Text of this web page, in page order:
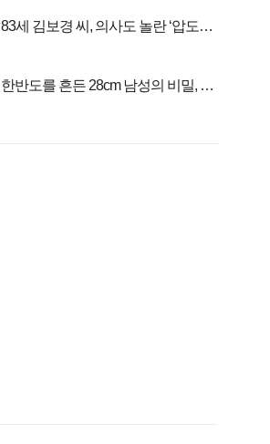
83세 김보경 씨, 의사도 놀란 ‘압도적
한반도를 흔든 28cm 남성의 비밀, 매